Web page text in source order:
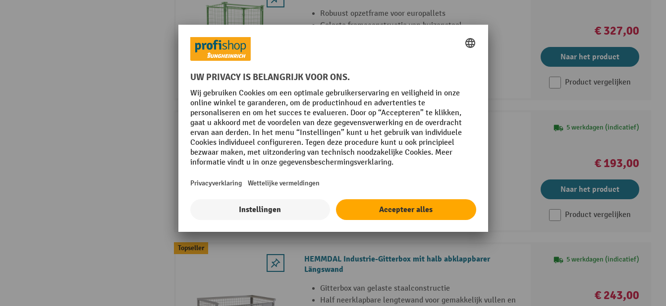
Robuust opzetframe voor europallets
Gelaste frameconstructie van buizenstaal
€ 327,00
Naar het product
Product vergelijken
HEMMDAL roosteropzetframe open
Robuust opzetframe voor europallets
Gelaste frameconstructie van buizenstaal
3 Varianten
5 werkdagen (indicatief)
€ 193,00
Naar het product
Product vergelijken
Topseller
HEMMDAL Industrie-Gitterbox mit halb abklappbarer
Längswand
Gitterbox van gelaste staalconstructie
Half neerklapbare lengtewand voor gemakkelijk vullen en
5 werkdagen (indicatief)
€ 243,00